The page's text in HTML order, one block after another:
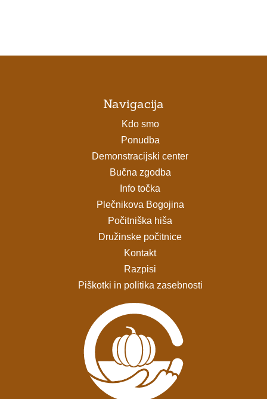
Navigacija
Kdo smo
Ponudba
Demonstracijski center
Bučna zgodba
Info točka
Plečnikova Bogojina
Počitniška hiša
Družinske počitnice
Kontakt
Razpisi
Piškotki in politika zasebnosti